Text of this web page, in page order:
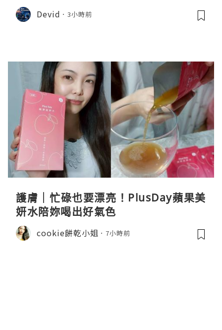
Devid 3小時前
護膚｜忙碌也要漂亮！PlusDay蘋果美
妍水陪妳喝出好氣色
cookie餅乾小姐 7小時前